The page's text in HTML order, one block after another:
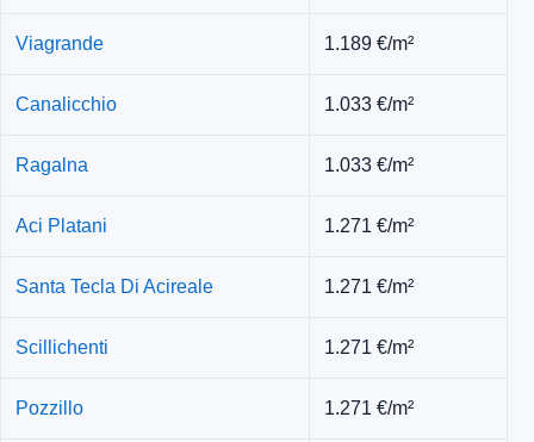
Viagrande 1.189 €/m²
Canalicchio 1.033 €/m²
Ragalna 1.033 €/m²
Aci Platani 1.271 €/m²
Santa Tecla Di Acireale 1.271 €/m²
Scillichenti 1.271 €/m²
Pozzillo 1.271 €/m²